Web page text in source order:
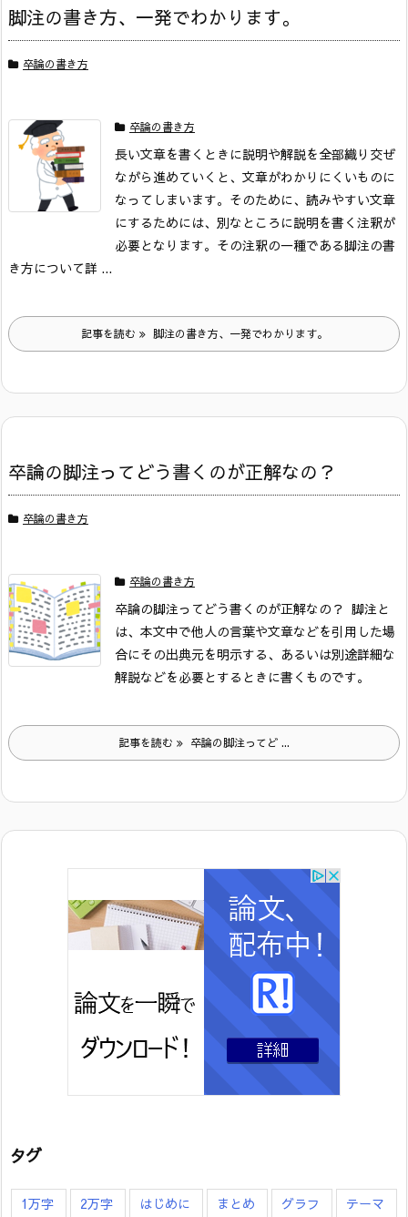
脚注の書き方、一発でわかります。
卒論の書き方
卒論の書き方
長い文章を書くときに説明や解説を全部織り交ぜ
ながら進めていくと、文章がわかりにくいものに
なってしまいます。そのために、読みやすい文章
にするためには、別なところに説明を書く注釈が
必要となります。その注釈の一種である脚注の書
き方について詳 ...
記事を読む 脚注の書き方、一発でわかります。
卒論の脚注ってどう書くのが正解なの？
卒論の書き方
卒論の書き方
卒論の脚注ってどう書くのが正解なの？ 脚注と
は、本文中で他人の言葉や文章などを引用した場
合にその出典元を明示する、あるいは別途詳細な
解説などを必要とするときに書くものです。
記事を読む 卒論の脚注ってど ...
タグ
1万字 2万字 はじめに まとめ グラフ
テーマ